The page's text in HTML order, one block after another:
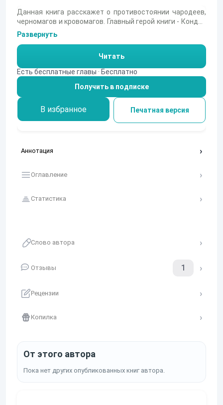
Данная книга расскажет о противостоянии чародеев,
черномагов и кровомагов. Главный герой книги - Кондар
Даркус, выпускник интерната для умственно отсталых
детей, куда попал он совсем не из-за отсталости или
неполноценности, откроет для себя новый мир, полный
опасностей, новую жизнь, полную важных решений,
встретит новых друзей и новых врагов.
Развернуть
Читать
Есть бесплатные главы · Бесплатно
Получить в подписке
В избранное Печатная версия
Аннотация
Оглавление
Статистика
Слово автора
Отзывы 1
Рецензии
Копилка
От этого автора
Пока нет других опубликованных книг автора.